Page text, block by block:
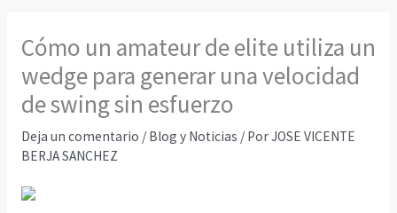
Cómo un amateur de elite utiliza un
wedge para generar una velocidad
de swing sin esfuerzo
Deja un comentario / Blog y Noticias / PorJOSE VICENTE
BERJA SANCHEZ